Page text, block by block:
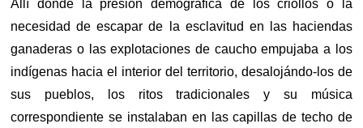
Allí donde la presión demográfica de los criollos o la
necesidad de escapar de la esclavitud en las haciendas
ganaderas o las explotaciones de caucho empujaba a los
indígenas hacia el interior del territorio, desalojándo-los de
sus pueblos, los ritos tradicionales y su música
correspondiente se instalaban en las capillas de techo de